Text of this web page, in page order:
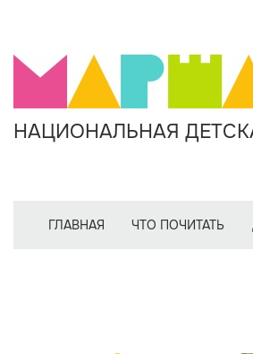
НАЦИОНАЛЬНАЯ
ГЛАВНАЯ ЧТО ПОЧИТАТЬ